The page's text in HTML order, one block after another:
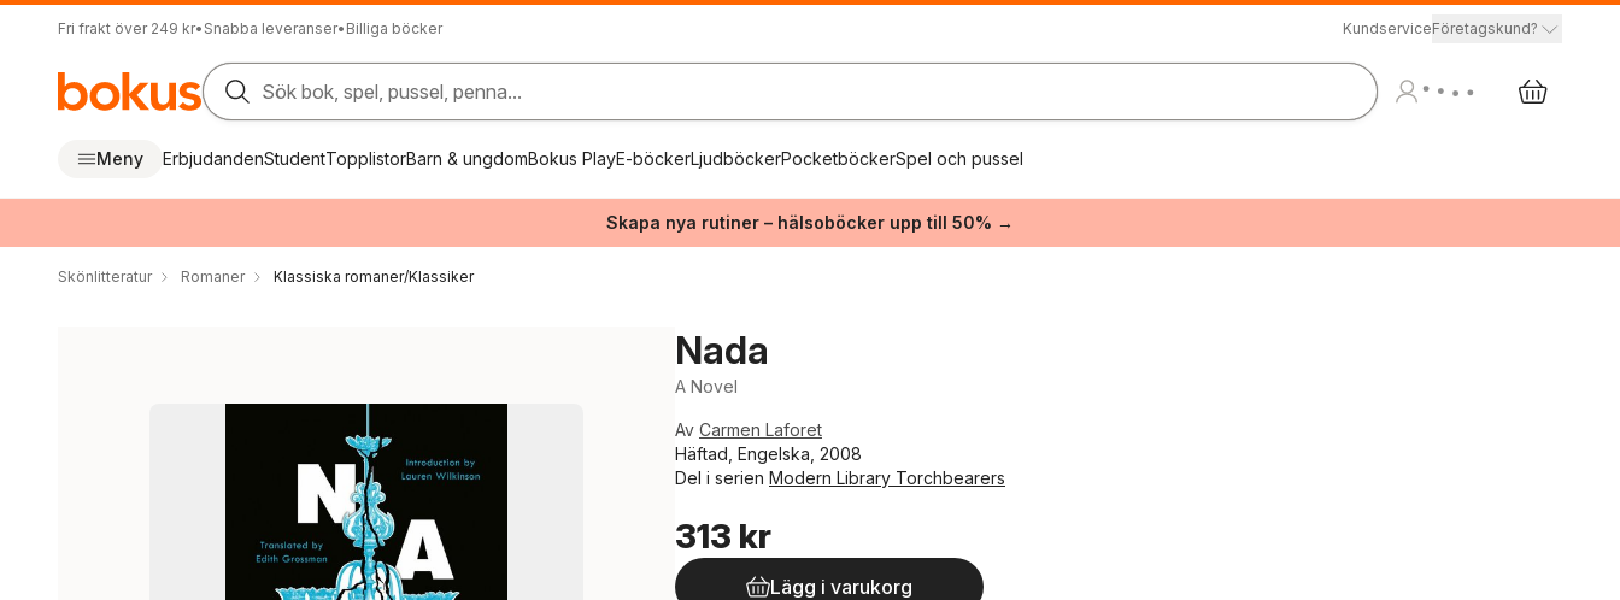
Fri frakt över 249 kr• Snabba leveranser• Billiga böcker KundserviceFöretagskund?
Sök bok, spel, pussel, penna...
Meny ErbjudandenStudentTopplistorBarn & ungdomBokus PlayE-böckerLjudböckerPocketböckerSpel och pussel
Skapa nya rutiner – hälsoböcker upp till 50% →
Skönlitteratur Romaner Klassiska romaner/Klassiker
Nada
A Novel
Av Carmen Laforet
Häftad, Engelska, 2008
Del i serien Modern Library Torchbearers
313 kr
Lägg i varukorg